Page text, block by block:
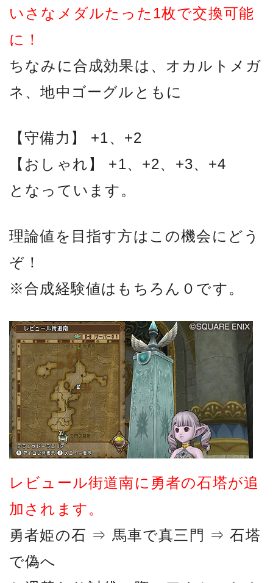
いさなメダルたった1枚で交換可能
に！
ちなみに合成効果は、オカルトメガ
ネ、地中ゴーグルともに
【守備力】 +1、+2
【おしゃれ】 +1、+2、+3、+4
となっています。
理論値を目指す方はこの機会にどう
ぞ！
※合成経験値はもちろん０です。
レビュール街道南に勇者の石塔が追
加されます。
勇者姫の石 ⇒ 馬車で真三門 ⇒ 石塔
で偽へ